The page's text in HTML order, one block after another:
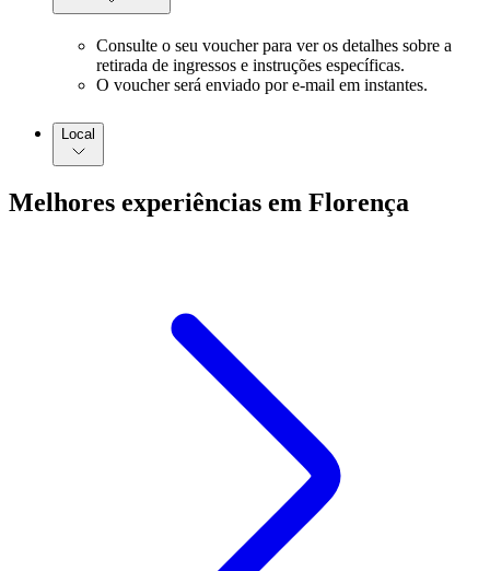
Consulte o seu voucher para ver os detalhes sobre a
retirada de ingressos e instruções específicas.
O voucher será enviado por e-mail em instantes.
Local
Melhores experiências em Florença